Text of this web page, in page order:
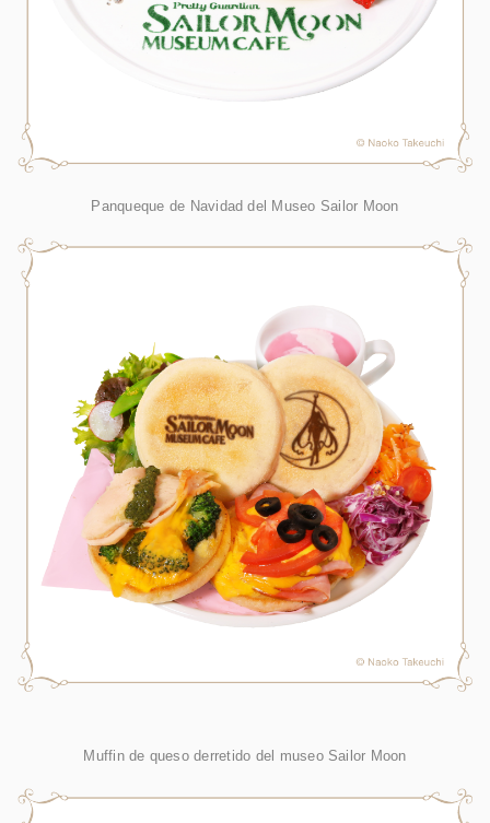
Panqueque de Navidad del Museo Sailor Moon
Muffin de queso derretido del museo Sailor Moon